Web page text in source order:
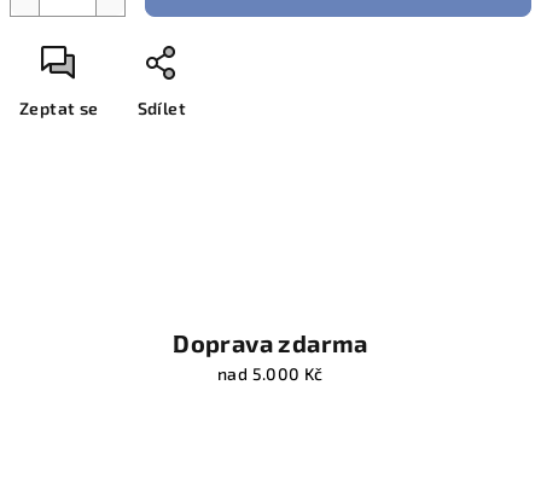
Zeptat se Sdílet
Doprava zdarma
nad 5.000 Kč